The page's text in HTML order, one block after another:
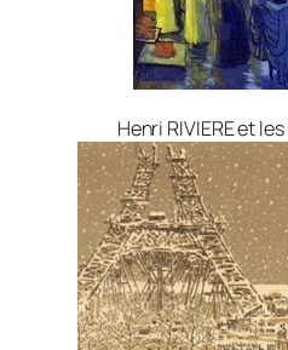
Henri RIVIERE et